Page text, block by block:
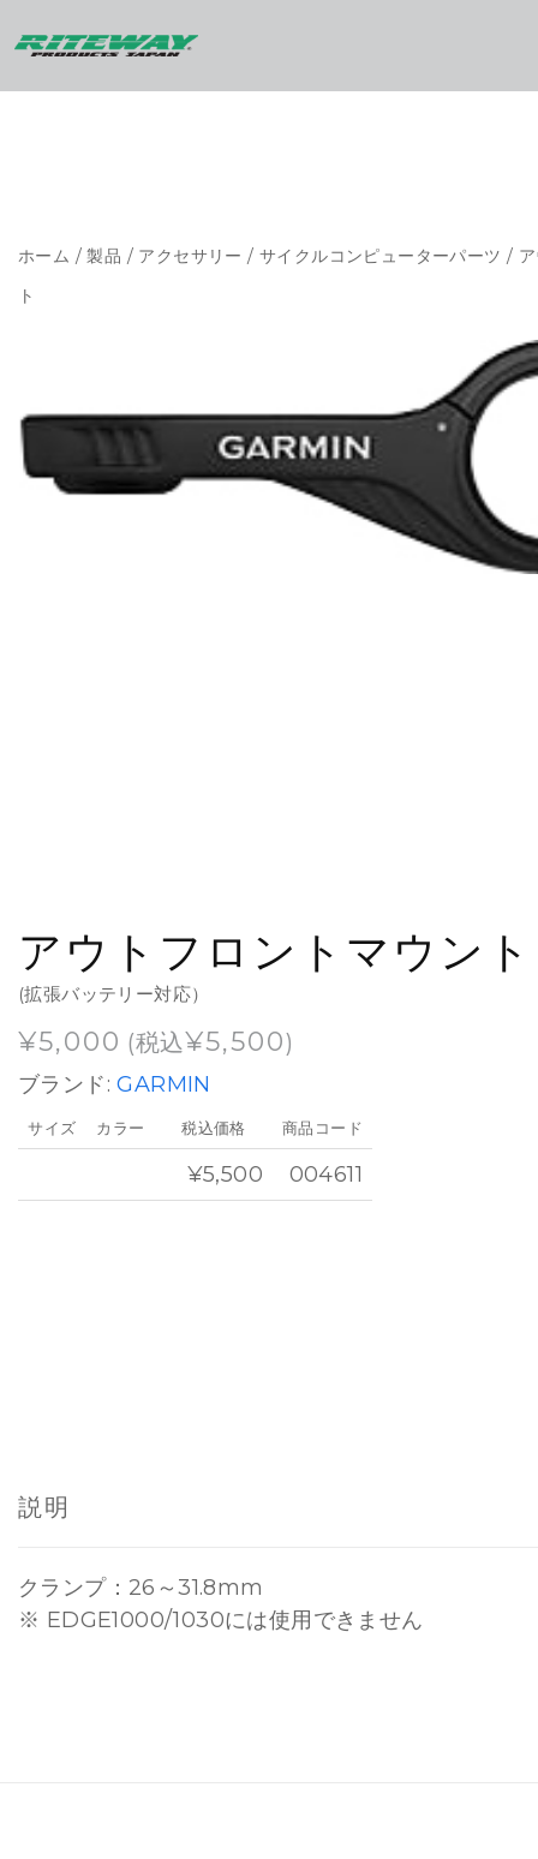
ホーム /製品 / アクセサリー /サイクルコンピューターパーツ / ア
ト
アウトフロントマウント
(拡張バッテリー対応）
¥5,000 (税込¥5,500)
ブランド:GARMIN
サイズ カラー 税込価格
¥5,500
商品コード
004611
説明
クランプ：26～31.8mm
※ EDGE1000/1030には使用できません